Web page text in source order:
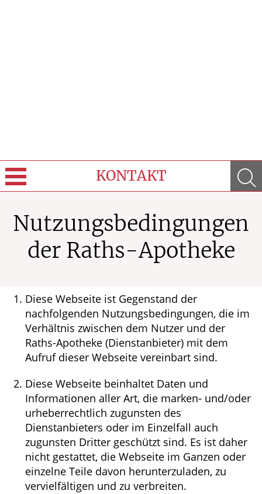
KONTAKT
Über Uns
Nutzungsbedingungen
der Raths-Apotheke
Diese Webseite ist Gegenstand der
nachfolgenden Nutzungsbedingungen, die im
Verhältnis zwischen dem Nutzer und der
Raths-Apotheke (Dienstanbieter) mit dem
Aufruf dieser Webseite vereinbart sind.
Diese Webseite beinhaltet Daten und
Informationen aller Art, die marken- und/oder
urheberrechtlich zugunsten des
Dienstanbieters oder im Einzelfall auch
zugunsten Dritter geschützt sind. Es ist daher
nicht gestattet, die Webseite im Ganzen oder
einzelne Teile davon herunterzuladen, zu
vervielfältigen und zu verbreiten.